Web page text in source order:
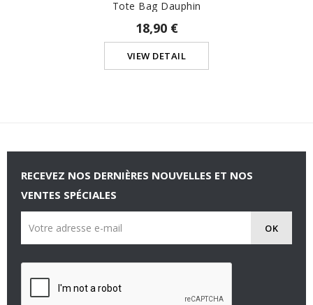
Tote Bag Dauphin
18,90 €
VIEW DETAIL
RECEVEZ NOS DERNIÈRES NOUVELLES ET NOS
VENTES SPÉCIALES